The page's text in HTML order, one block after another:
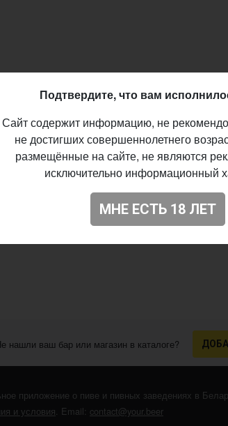
нашли ваш бар или магазин в каталоге?
приложение о пиве и пивных заведениях в
и условия. Email: contact@your.beer
Подтвердите, что вам
Сайт содержит информацию, не
не достигших совершеннолетнего
размещённые на сайте, не являются
исключительно информационный
МНЕ ЕСТЬ 18 ЛЕТ